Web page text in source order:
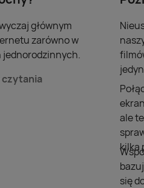
głównym
zarówno w
jednorodzinnych.
ale
kilka
się